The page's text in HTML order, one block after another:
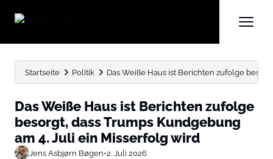
Startseite Politik Das Weiße Haus ist Berichten zufolge
Das Weiße Haus ist Berichten zufolge
besorgt, dass Trumps Kundgebung
am 4. Juli ein Misserfolg wird
Jens Asbjørn Bøgen•2. Juli 2026